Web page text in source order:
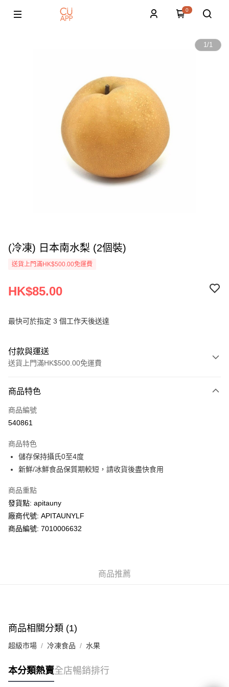
0
1/1
(冷凍) 日本南水梨 (2個裝)
送貨上門滿HK$500.00免運費
HK$85.00
最快可於指定 3 個工作天後送達
付款與運送
送貨上門滿HK$500.00免運費
信用卡
AlipayHK
WeChat Pay
送貨上門 (不支援順豐自取點及智能櫃)
每筆HK$100.00，滿HK$500.00或以上免運費
商品特色
商品編號
540861
商品特色
儲存保持攝氏0至4度
新鮮/冰鮮食品保質期較短，請收貨後盡快食用
商品重點
發貨點: apitauny
廠商代號: APITAUNYLF
商品編號: 7010006632
商品推薦
商品相關分類 (1)
超級市場 冷凍食品 水果
本分類熱賣全店暢銷排行